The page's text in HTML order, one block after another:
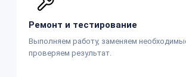
Ремонт и тестирование
Выполняем работу, заменяем
проверяем результат.